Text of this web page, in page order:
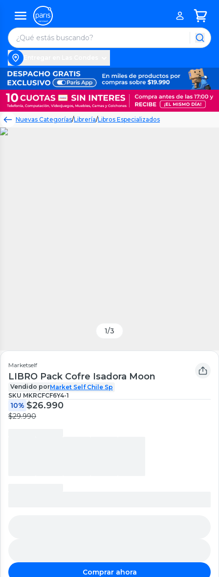
Nuevas Categorías/Librería/Libros Especializados
1/3
Marketself
LIBRO Pack Cofre Isadora Moon
Vendido porMarket Self Chile Sp
SKU MKRCFCF6Y4-1
10% $26.990
$29.990
Comprar ahora